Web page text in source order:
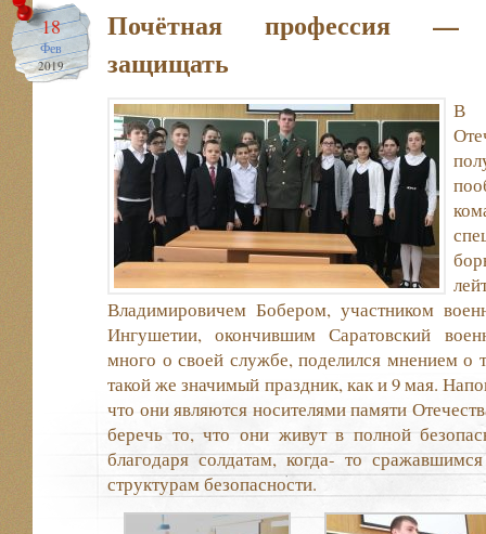
18
Фев
2019
Почётная профессия —
защищать
В
Владимировичем Бобером, участником
Ингушетии, окончившим Саратовский
много о своей службе, поделился мнением о
такой же значимый праздник, как и 9 мая.
что они являются носителями памяти
беречь то, что они живут в полной
благодаря солдатам, когда- то
структурам безопасности.